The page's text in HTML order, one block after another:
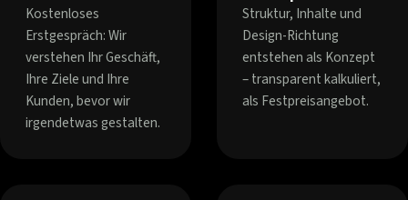
Kostenloses
Erstgespräch: Wir
verstehen Ihr Geschäft,
Ihre Ziele und Ihre
Kunden, bevor wir
irgendetwas gestalten.
Struktur, Inhalte und
Design-Richtung
entstehen als Konzept
– transparent kalkuliert,
als Festpreisangebot.